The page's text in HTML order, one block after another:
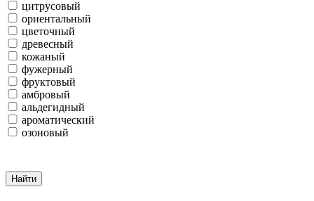
цитрусовый
ориентальный
цветочный
древесный
кожаный
фужерный
фруктовый
амбровый
альдегидный
ароматический
озоновый